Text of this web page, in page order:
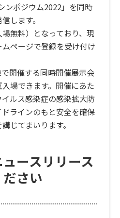
ンポジウム2022」を同時
します。
無料）となっており、現
ページで登録を受け付け
開催する同時開催展示会
場できます。開催にあた
ルス感染症の感染拡大防
ラインのもと安全を確保
じてまいります。
ースリリース
さい